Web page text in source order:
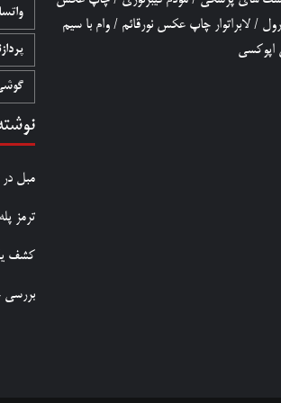
/ لابراتوار چاپ عکس نورقائم / وام با سیم
اپوکسی
مبل در
ترمز
کشف
بررسی